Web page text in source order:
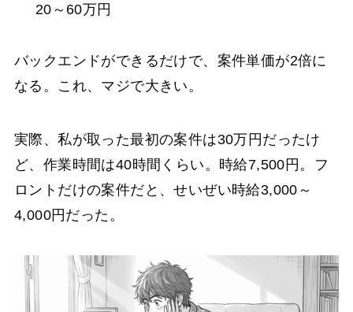
20～60万円
バックエンドができるだけで、案件単価が2倍に
なる。これ、マジで大きい。
実際、私が取った最初の案件は30万円だったけ
ど、作業時間は40時間くらい。時給7,500円。フ
ロントだけの案件だと、せいぜい時給3,000～
4,000円だった。